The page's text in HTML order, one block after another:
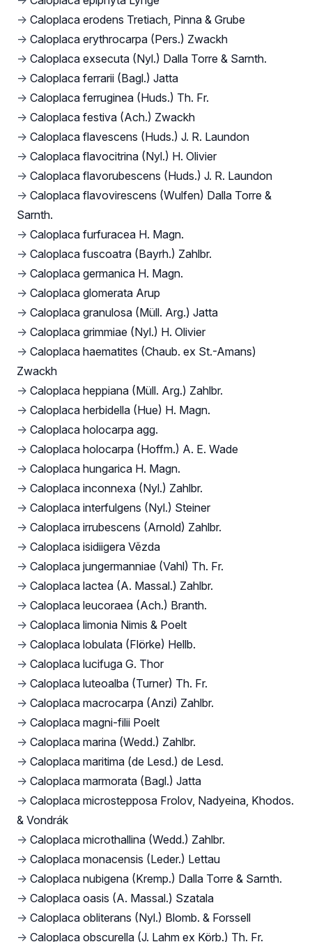
→ Caloplaca erodens Tretiach, Pinna & Grube
→ Caloplaca erythrocarpa (Pers.) Zwackh
→ Caloplaca exsecuta (Nyl.) Dalla Torre & Sarnth.
→ Caloplaca ferrarii (Bagl.) Jatta
→ Caloplaca ferruginea (Huds.) Th. Fr.
→ Caloplaca festiva (Ach.) Zwackh
→ Caloplaca flavescens (Huds.) J. R. Laundon
→ Caloplaca flavocitrina (Nyl.) H. Olivier
→ Caloplaca flavorubescens (Huds.) J. R. Laundon
→ Caloplaca flavovirescens (Wulfen) Dalla Torre &
Sarnth.
→ Caloplaca furfuracea H. Magn.
→ Caloplaca fuscoatra (Bayrh.) Zahlbr.
→ Caloplaca germanica H. Magn.
→ Caloplaca glomerata Arup
→ Caloplaca granulosa (Müll. Arg.) Jatta
→ Caloplaca grimmiae (Nyl.) H. Olivier
→ Caloplaca haematites (Chaub. ex St.-Amans)
Zwackh
→ Caloplaca heppiana (Müll. Arg.) Zahlbr.
→ Caloplaca herbidella (Hue) H. Magn.
→ Caloplaca holocarpa agg.
→ Caloplaca holocarpa (Hoffm.) A. E. Wade
→ Caloplaca hungarica H. Magn.
→ Caloplaca inconnexa (Nyl.) Zahlbr.
→ Caloplaca interfulgens (Nyl.) Steiner
→ Caloplaca irrubescens (Arnold) Zahlbr.
→ Caloplaca isidiigera Vězda
→ Caloplaca jungermanniae (Vahl) Th. Fr.
→ Caloplaca lactea (A. Massal.) Zahlbr.
→ Caloplaca leucoraea (Ach.) Branth.
→ Caloplaca limonia Nimis & Poelt
→ Caloplaca lobulata (Flörke) Hellb.
→ Caloplaca lucifuga G. Thor
→ Caloplaca luteoalba (Turner) Th. Fr.
→ Caloplaca macrocarpa (Anzi) Zahlbr.
→ Caloplaca magni-filii Poelt
→ Caloplaca marina (Wedd.) Zahlbr.
→ Caloplaca maritima (de Lesd.) de Lesd.
→ Caloplaca marmorata (Bagl.) Jatta
→ Caloplaca microstepposa Frolov, Nadyeina, Khodos.
& Vondrák
→ Caloplaca microthallina (Wedd.) Zahlbr.
→ Caloplaca monacensis (Leder.) Lettau
→ Caloplaca nubigena (Kremp.) Dalla Torre & Sarnth.
→ Caloplaca oasis (A. Massal.) Szatala
→ Caloplaca obliterans (Nyl.) Blomb. & Forssell
→ Caloplaca obscurella (J. Lahm ex Körb.) Th. Fr.